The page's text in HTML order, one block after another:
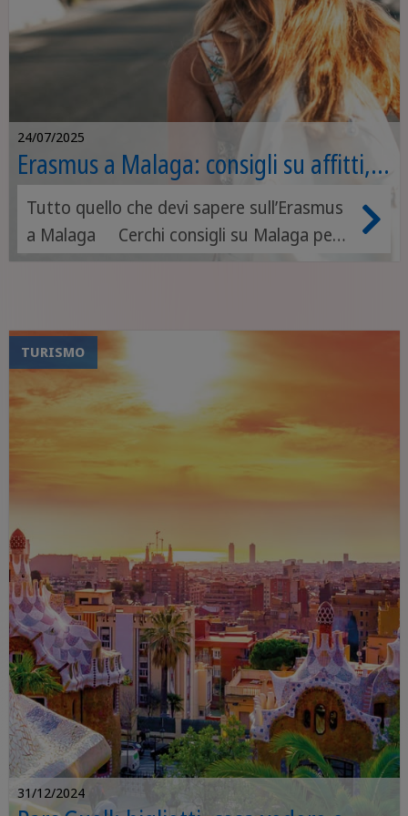
24/07/2025
Erasmus a Malaga: consigli su affitti,
corsi e party
Tutto quello che devi sapere sull’Erasmus
a Malaga Cerchi consigli su Malaga per
l’Erasmus? Allora sei nel posto giusto,
TURISMO
31/12/2024